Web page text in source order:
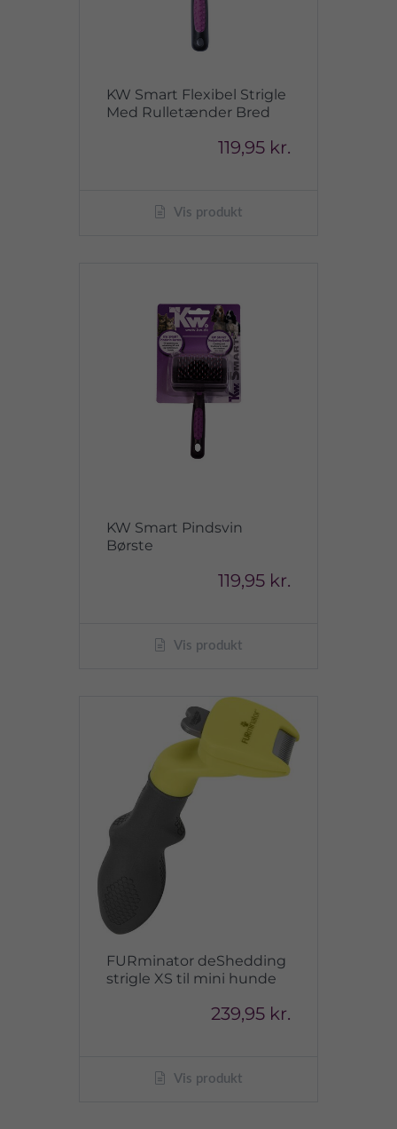
KW Smart Flexibel Strigle
Med Rulletænder Bred
119,95 kr.
Vis produkt
KW Smart Pindsvin
Børste
119,95 kr.
Vis produkt
FURminator deShedding
strigle XS til mini hunde
239,95 kr.
Vis produkt